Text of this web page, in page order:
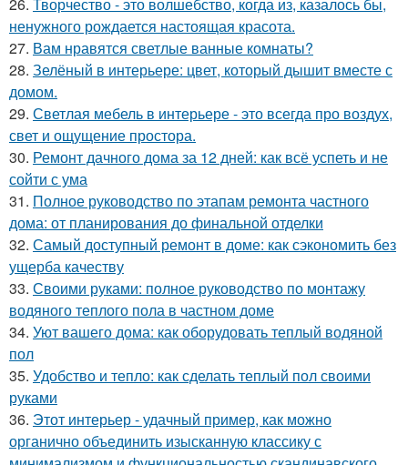
ненужного рождается настоящая красота.
27. Вам нравятся светлые ванные комнаты?
28. Зелёный в интерьере: цвет, который дышит вместе с
домом.
29. Светлая мебель в интерьере - это всегда про воздух,
свет и ощущение простора.
30. Ремонт дачного дома за 12 дней: как всё успеть и не
сойти с ума
31. Полное руководство по этапам ремонта частного
дома: от планирования до финальной отделки
32. Самый доступный ремонт в доме: как сэкономить без
ущерба качеству
33. Своими руками: полное руководство по монтажу
водяного теплого пола в частном доме
34. Уют вашего дома: как оборудовать теплый водяной
пол
35. Удобство и тепло: как сделать теплый пол своими
руками
36. Этот интерьер - удачный пример, как можно
органично объединить изысканную классику с